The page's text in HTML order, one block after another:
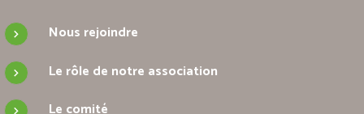
Nous rejoindre
Le rôle de notre association